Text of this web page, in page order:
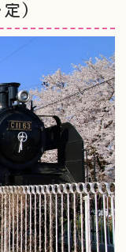
）